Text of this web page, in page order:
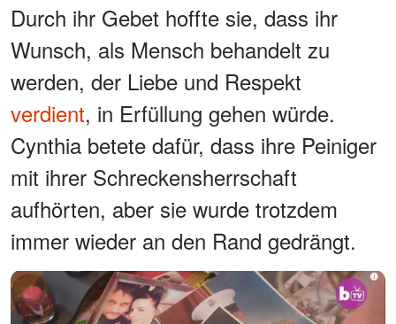
Durch ihr Gebet hoffte sie, dass ihr
Wunsch, als Mensch behandelt zu
werden, der Liebe und Respekt
verdient, in Erfüllung gehen würde.
Cynthia betete dafür, dass ihre Peiniger
mit ihrer Schreckensherrschaft
aufhörten, aber sie wurde trotzdem
immer wieder an den Rand gedrängt.